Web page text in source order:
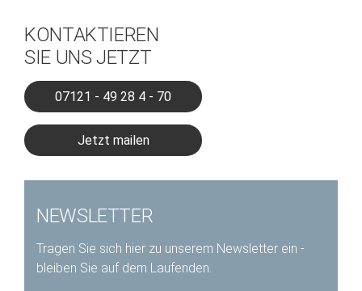
KONTAKTIEREN
SIE UNS JETZT
07121 - 49 28 4 - 70
Jetzt mailen
NEWSLETTER
Tragen Sie sich hier zu unserem Newsletter ein -
bleiben Sie auf dem Laufenden.